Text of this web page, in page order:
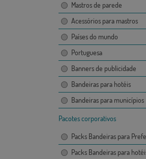
Mastros de parede
Acessórios para mastros
Países do mundo
Portuguesa
Banners de publicidade
Bandeiras para hotéis
Bandeiras para municípios
Pacotes corporativos
Packs Bandeiras para
Packs Bandeiras para